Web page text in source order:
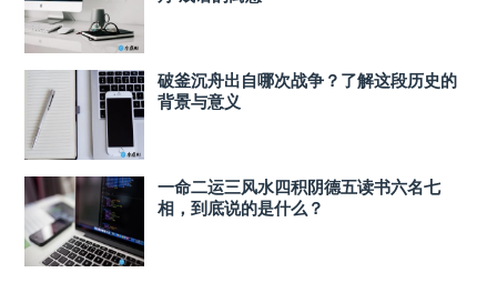
破釜沉舟出自哪次战争？了解这段历史的
背景与意义
一命二运三风水四积阴德五读书六名七
相，到底说的是什么？